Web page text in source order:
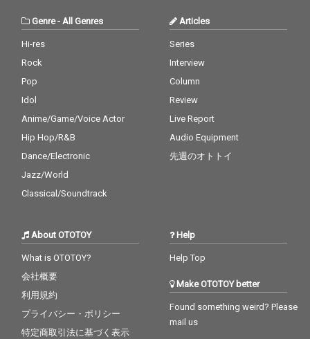
Genre- All Genres
Hi-res
Rock
Pop
Idol
Anime/Game/Voice Actor
Hip Hop/R&B
Dance/Electronic
Jazz/World
Classical/Soundtrack
Articles
Series
Interview
Column
Review
Live Report
Audio Equipment
先週のオトトイ
About OTOTOY
What is OTOTOY?
会社概要
利用規約
プライバシー・ポリシー
特定商取引法に基づく表示
Help
Help Top
Make OTOTOY better
Found something weird? Please
mail us